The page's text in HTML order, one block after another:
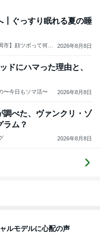
┃ぐっすり眠れる夏の睡
】顔ツボって何？
2026年8月8日
ドにハマった理由と、
〜今日もソマ活〜 2026年8月8日
調べた、ヴァンクリ・ゾ
ラム？
2026年8月8日
ルモデルに心配の声